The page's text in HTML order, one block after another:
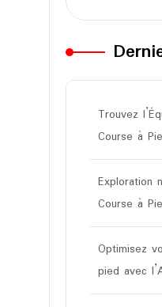
Trouvez
Course à
Exploration
Course à
Optimisez
pied avec